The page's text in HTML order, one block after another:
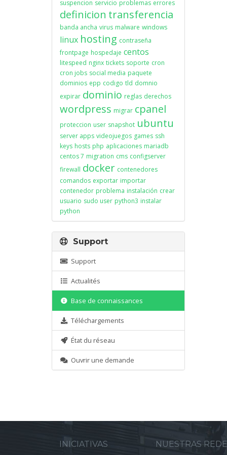
suspencion servicio problemas errores
definicion transferencia
banda ancha virus malware windows
linux hosting contraseña
frontpage hospedaje centos
litespeed nginx tickets soporte cron
cron jobs social media paquete
dominios epp codigo tld domnio
expirar dominio reglas derechos
wordpress migrar cpanel
proteccion user snapshot ubuntu
server apps videojuegos games ssh
keys hosts php aplicaciones mariadb
centos 7 migration cms configserver
firewall docker contenedores
comandos exportar importar
contenedor problema instalación crear
usuario sudo user python3 instalar
python
Support
Support
Actualités
Base de connaissances
Téléchargements
État du réseau
Ouvrir une demande
INICIATIVAS NUESTRAS